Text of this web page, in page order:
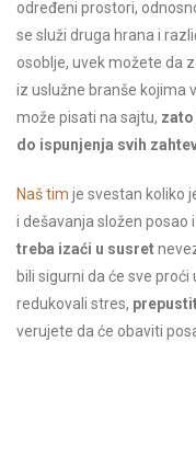
određeni prostori,
se služi druga hrana i
osoblje, uvek možete da
iz uslužne branše kojima
može pisati na sajtu,
do ispunjenja svih
Naš tim je svestan koliko
i dešavanja složen posao
treba izaći u susret
bili sigurni da će sve
redukovali stres,
verujete da će obaviti